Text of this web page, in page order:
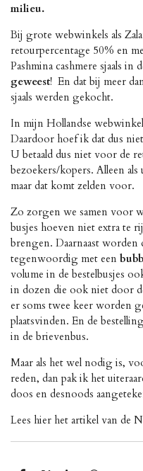
milieu.
Bij grote webwinkels als
retourpercentage 50% en
Pashmina cashmere sjaals in
geweest! En dat bij meer
sjaals werden gekocht.
In mijn Hollandse
Daardoor hoef ik dat dus
U betaald dus niet voor de
bezoekers/kopers. Alleen als
maar dat komt zelden voor.
Zo zorgen we samen voor
busjes hoeven niet extra te
brengen. Daarnaast worden
tegenwoordig met een
volume in de bestelbusjes
in dozen die ook niet door
er soms twee keer worden
plaatsvinden. En de
in de brievenbus.
Maar als het wel nodig is,
reden, dan pak ik het
doos en desnoods
Lees hier het artikel van de